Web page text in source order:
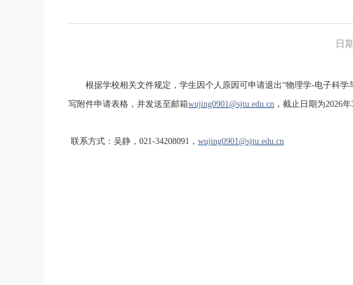
日
根据学校相关文件规定，学生因个人原因可申请退出“物理学-电子科学
写附件申请表格，并发送至邮箱wujing0901@sjtu.edu.cn ，截止日期为2026年
联系方式：吴静，021-34208091， wujing0901@sjtu.edu.cn